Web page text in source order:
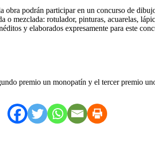
podrán participar en un concurso de
mezclada: rotulador, pinturas, acuarelas,
y elaborados expresamente para este
premio un monopatín y el tercer premio